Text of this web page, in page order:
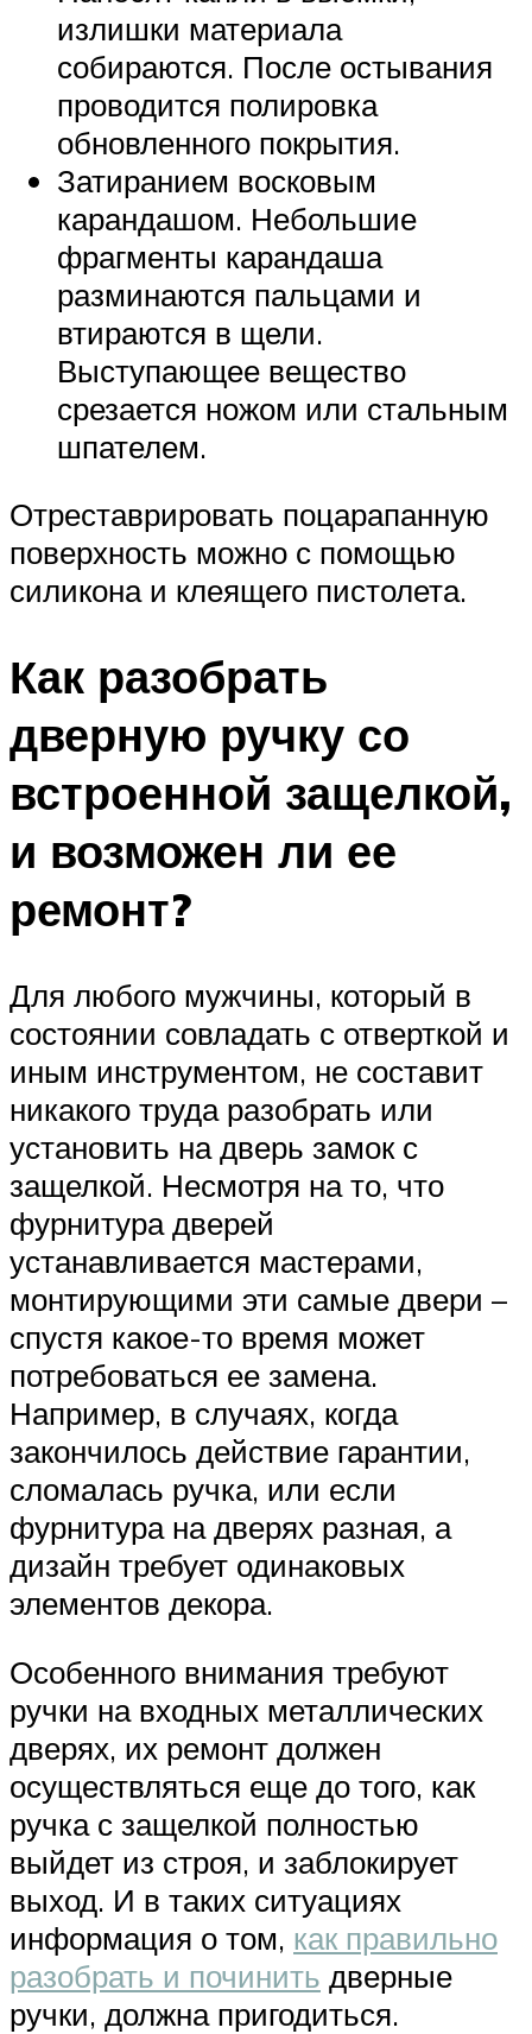
излишки материала
собираются. После остывания
проводится полировка
обновленного покрытия.
Затиранием восковым
карандашом. Небольшие
фрагменты карандаша
разминаются пальцами и
втираются в щели.
Выступающее вещество
срезается ножом или стальным
шпателем.
Отреставрировать поцарапанную
поверхность можно с помощью
силикона и клеящего пистолета.
Как разобрать
дверную ручку со
встроенной защелкой,
и возможен ли ее
ремонт?
Для любого мужчины, который в
состоянии совладать с отверткой и
иным инструментом, не составит
никакого труда разобрать или
установить на дверь замок с
защелкой. Несмотря на то, что
фурнитура дверей
устанавливается мастерами,
монтирующими эти самые двери –
спустя какое-то время может
потребоваться ее замена.
Например, в случаях, когда
закончилось действие гарантии,
сломалась ручка, или если
фурнитура на дверях разная, а
дизайн требует одинаковых
элементов декора.
Особенного внимания требуют
ручки на входных металлических
дверях, их ремонт должен
осуществляться еще до того, как
ручка с защелкой полностью
выйдет из строя, и заблокирует
выход. И в таких ситуациях
информация о том, как правильно
разобрать и починить дверные
ручки, должна пригодиться.